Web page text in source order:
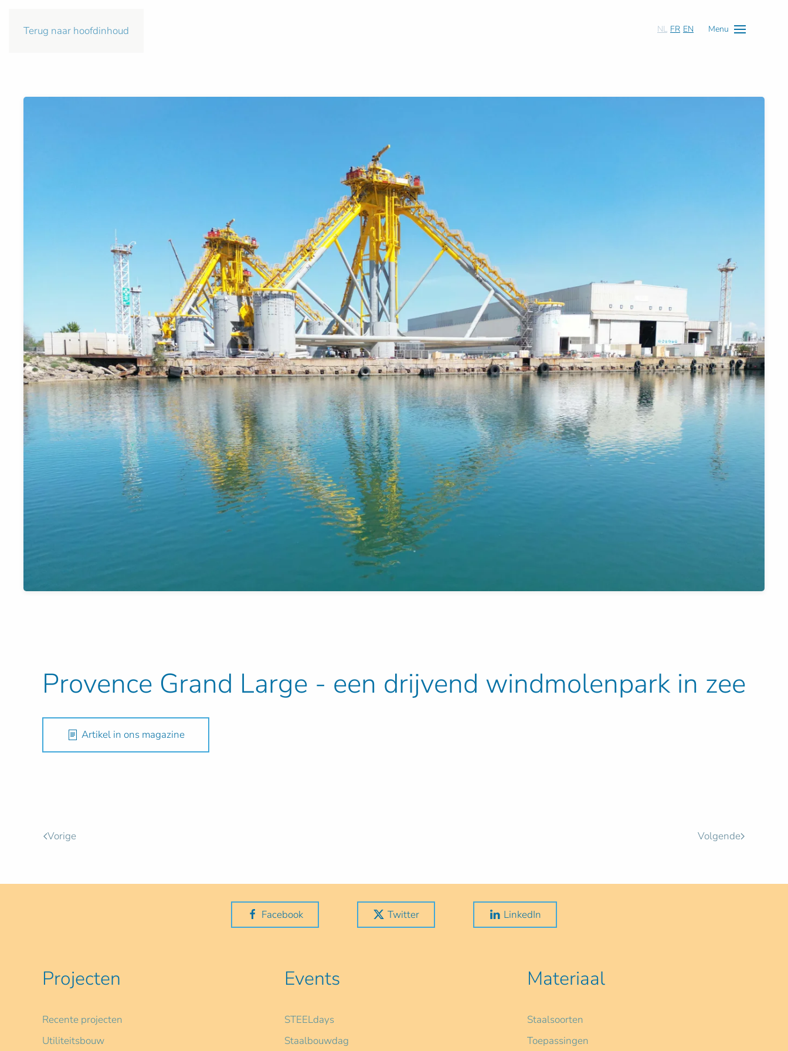
Terug naar hoofdinhoud NL FR EN Menu
Provence Grand Large - een drijvend windmolenpark in zee
Artikel in ons magazine
Vorige Volgende
Facebook Twitter LinkedIn
Projecten
Recente projecten
Utiliteitsbouw
Events
STEELdays
Staalbouwdag
Materiaal
Staalsoorten
Toepassingen